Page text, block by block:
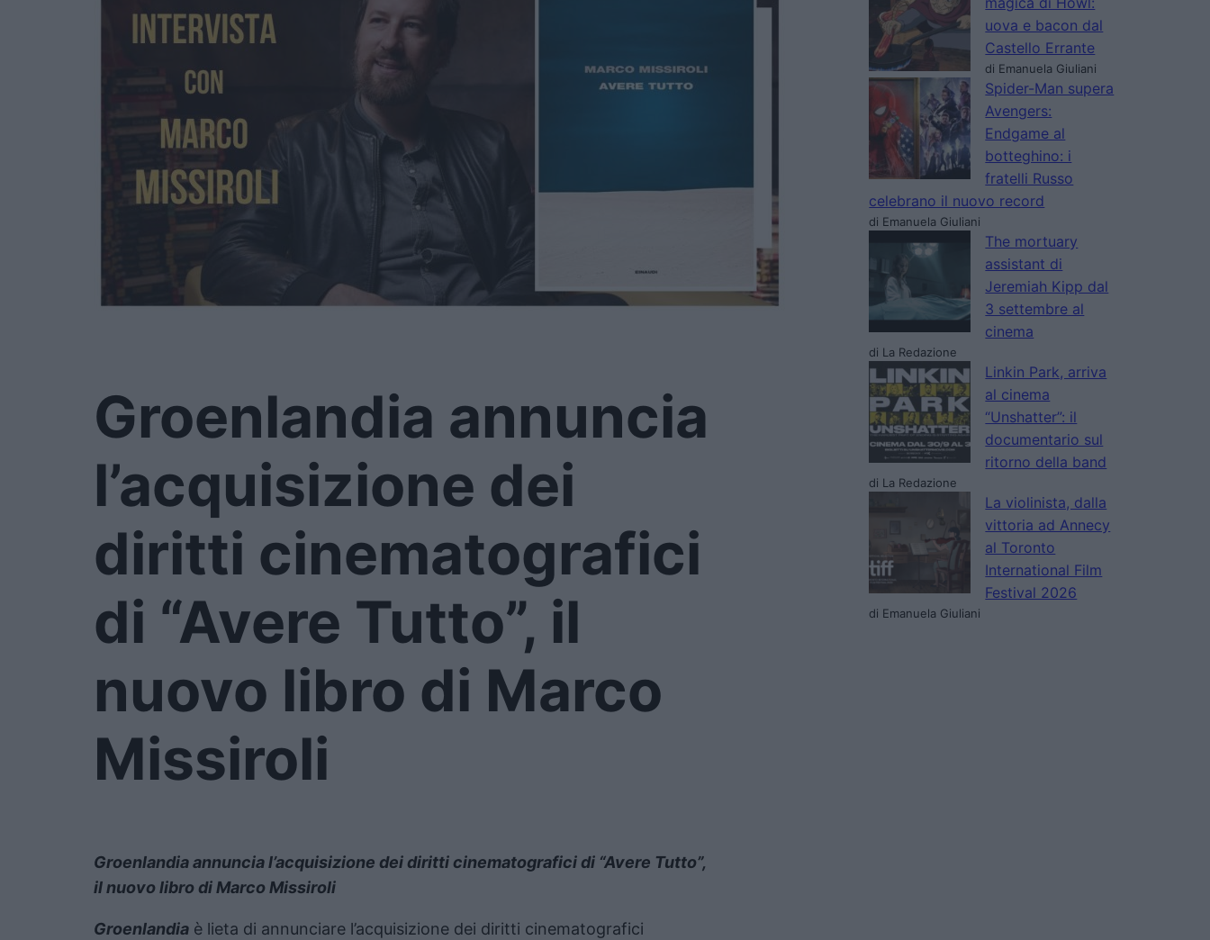
Groenlandia annuncia
l’acquisizione dei
diritti cinematografici
di “Avere Tutto”, il
nuovo libro di Marco
Missiroli
Groenlandia annuncia l’acquisizione dei diritti cinematografici di “Avere Tutto”,
il nuovo libro di Marco Missiroli
Groenlandia è lieta di annunciare l’acquisizione dei diritti cinematografici
uova e bacon dal
Castello Errante
di Emanuela Giuliani
Spider-Man supera
Avengers:
Endgame al
botteghino: i
fratelli Russo
celebrano il nuovo record
di Emanuela Giuliani
The mortuary
assistant di
Jeremiah Kipp dal
3 settembre al
cinema
di La Redazione
Linkin Park, arriva
al cinema
“Unshatter”: il
documentario sul
ritorno della band
di La Redazione
La violinista, dalla
vittoria ad Annecy
al Toronto
International Film
Festival 2026
di Emanuela Giuliani